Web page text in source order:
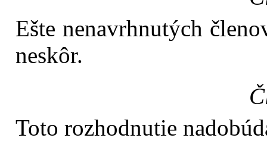
Ešte nenavrhnutých
neskôr.
Toto rozhodnutie